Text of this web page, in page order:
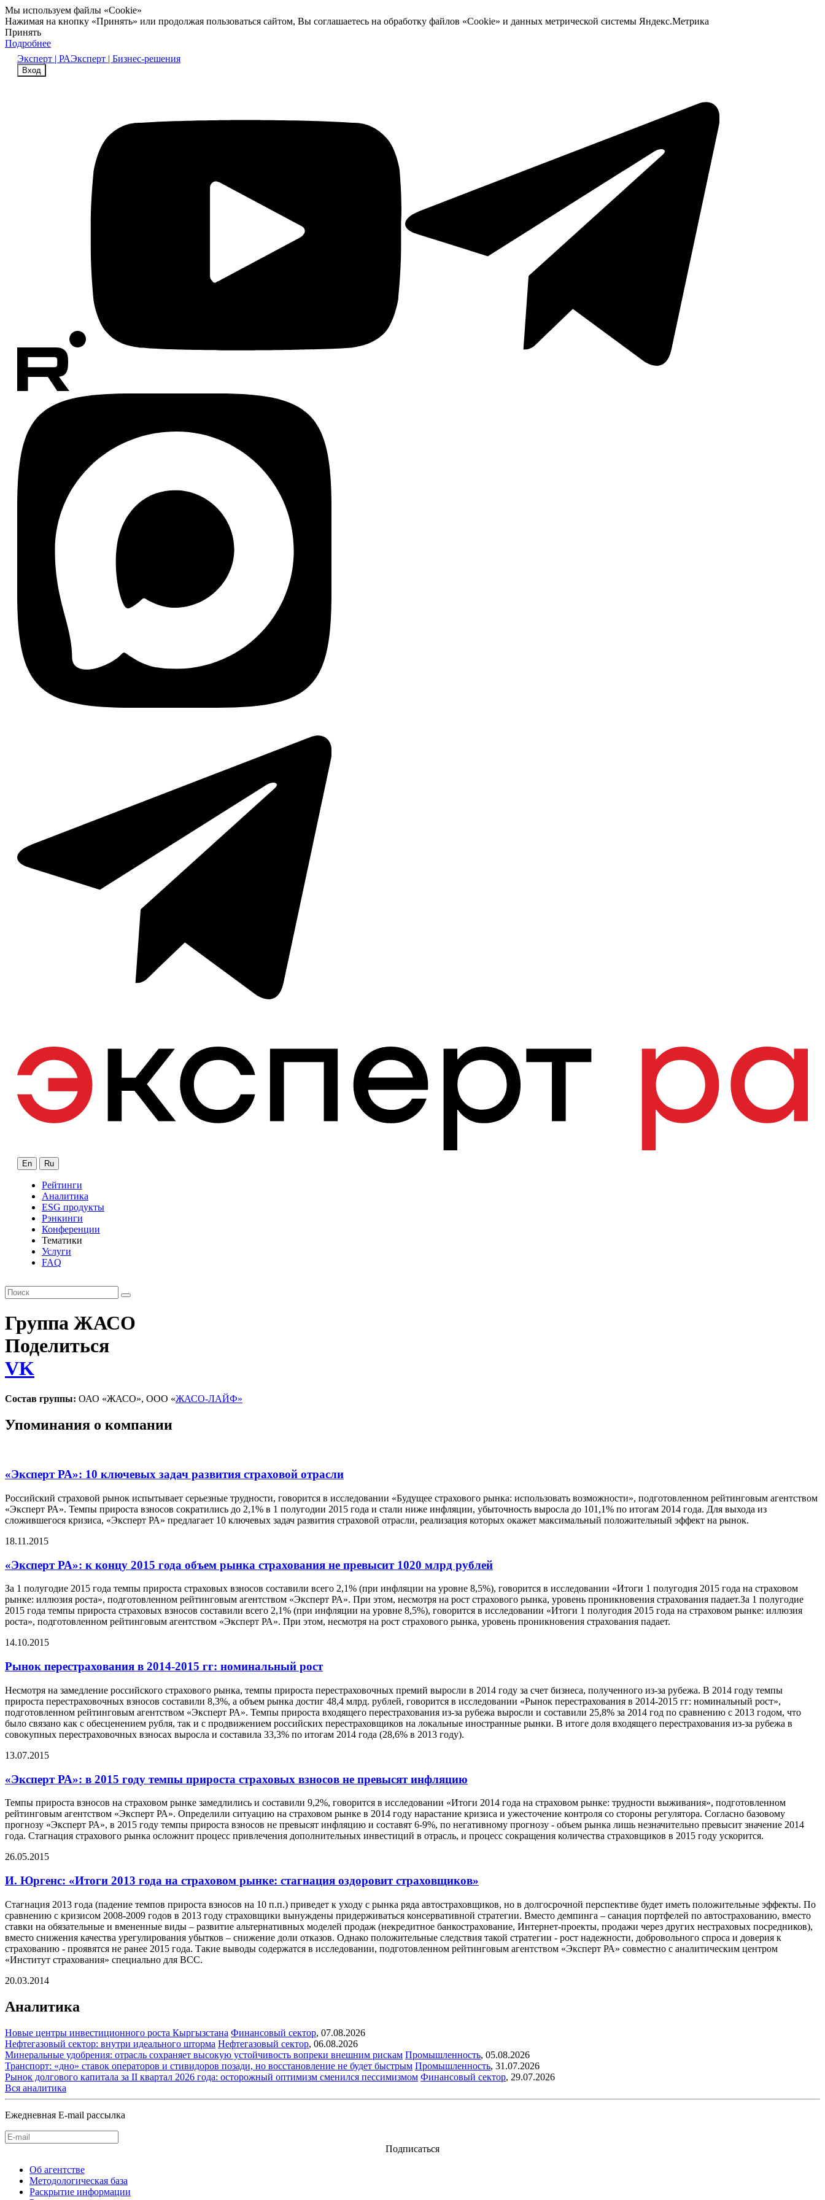
Мы используем файлы «Cookie»
Нажимая на кнопку «Принять» или продолжая пользоваться сайтом, Вы соглашаетесь на обработку файлов «Cookie» и данных метрической системы Яндекс.Метрика
Принять
Подробнее
Эксперт | РАЭксперт | Бизнес-решения
Вход
En Ru
Рейтинги
Аналитика
ESG продукты
Рэнкинги
Конференции
Тематики
Услуги
FAQ
Группа ЖАСО
Поделиться
VK
Состав группы: ОАО «ЖАСО», ООО «ЖАСО-ЛАЙФ»
Упоминания о компании
«Эксперт РА»: 10 ключевых задач развития страховой отрасли
Российский страховой рынок испытывает серьезные трудности, говорится в исследовании «Будущее страхового рынка: использовать возможности», подготовленном рейтинговым агентством
«Эксперт РА». Темпы прироста взносов сократились до 2,1% в 1 полугодии 2015 года и стали ниже инфляции, убыточность выросла до 101,1% по итогам 2014 года. Для выхода из
сложившегося кризиса, «Эксперт РА» предлагает 10 ключевых задач развития страховой отрасли, реализация которых окажет максимальный положительный эффект на рынок.
18.11.2015
«Эксперт РА»: к концу 2015 года объем рынка страхования не превысит 1020 млрд рублей
За 1 полугодие 2015 года темпы прироста страховых взносов составили всего 2,1% (при инфляции на уровне 8,5%), говорится в исследовании «Итоги 1 полугодия 2015 года на страховом
рынке: иллюзия роста», подготовленном рейтинговым агентством «Эксперт РА». При этом, несмотря на рост страхового рынка, уровень проникновения страхования падает.За 1 полугодие
2015 года темпы прироста страховых взносов составили всего 2,1% (при инфляции на уровне 8,5%), говорится в исследовании «Итоги 1 полугодия 2015 года на страховом рынке: иллюзия
роста», подготовленном рейтинговым агентством «Эксперт РА». При этом, несмотря на рост страхового рынка, уровень проникновения страхования падает.
14.10.2015
Рынок перестрахования в 2014-2015 гг: номинальный рост
Несмотря на замедление российского страхового рынка, темпы прироста перестраховочных премий выросли в 2014 году за счет бизнеса, полученного из-за рубежа. В 2014 году темпы
прироста перестраховочных взносов составили 8,3%, а объем рынка достиг 48,4 млрд. рублей, говорится в исследовании «Рынок перестрахования в 2014-2015 гг: номинальный рост»,
подготовленном рейтинговым агентством «Эксперт РА». Темпы прироста входящего перестрахования из-за рубежа выросли и составили 25,8% за 2014 год по сравнению с 2013 годом, что
было связано как с обесценением рубля, так и с продвижением российских перестраховщиков на локальные иностранные рынки. В итоге доля входящего перестрахования из-за рубежа в
совокупных перестраховочных взносах выросла и составила 33,3% по итогам 2014 года (28,6% в 2013 году).
13.07.2015
«Эксперт РА»: в 2015 году темпы прироста страховых взносов не превысят инфляцию
Темпы прироста взносов на страховом рынке замедлились и составили 9,2%, говорится в исследовании «Итоги 2014 года на страховом рынке: трудности выживания», подготовленном
рейтинговым агентством «Эксперт РА». Определили ситуацию на страховом рынке в 2014 году нарастание кризиса и ужесточение контроля со стороны регулятора. Согласно базовому
прогнозу «Эксперт РА», в 2015 году темпы прироста взносов не превысят инфляцию и составят 6-9%, по негативному прогнозу - объем рынка лишь незначительно превысит значение 2014
года. Стагнация страхового рынка осложнит процесс привлечения дополнительных инвестиций в отрасль, и процесс сокращения количества страховщиков в 2015 году ускорится.
26.05.2015
И. Юргенс: «Итоги 2013 года на страховом рынке: стагнация оздоровит страховщиков»
Стагнация 2013 года (падение темпов прироста взносов на 10 п.п.) приведет к уходу с рынка ряда автостраховщиков, но в долгосрочной перспективе будет иметь положительные эффекты. По
сравнению с кризисом 2008-2009 годов в 2013 году страховщики вынуждены придерживаться консервативной стратегии. Вместо демпинга – санация портфелей по автострахованию, вместо
ставки на обязательные и вмененные виды – развитие альтернативных моделей продаж (некредитное банкострахование, Интернет-проекты, продажи через других нестраховых посредников),
вместо снижения качества урегулирования убытков – снижение доли отказов. Однако положительные следствия такой стратегии - рост надежности, добровольного спроса и доверия к
страхованию - проявятся не ранее 2015 года. Такие выводы содержатся в исследовании, подготовленном рейтинговым агентством «Эксперт РА» совместно с аналитическим центром
«Институт страхования» специально для ВСС.
20.03.2014
Аналитика
Новые центры инвестиционного роста Кыргызстана Финансовый сектор, 07.08.2026
Нефтегазовый сектор: внутри идеального шторма Нефтегазовый сектор, 06.08.2026
Минеральные удобрения: отрасль сохраняет высокую устойчивость вопреки внешним рискам Промышленность, 05.08.2026
Транспорт: «дно» ставок операторов и стивидоров позади, но восстановление не будет быстрым Промышленность, 31.07.2026
Рынок долгового капитала за II квартал 2026 года: осторожный оптимизм сменился пессимизмом Финансовый сектор, 29.07.2026
Вся аналитика
Ежедневная E-mail рассылка
Подписаться
Об агентстве
Методологическая база
Раскрытие информации